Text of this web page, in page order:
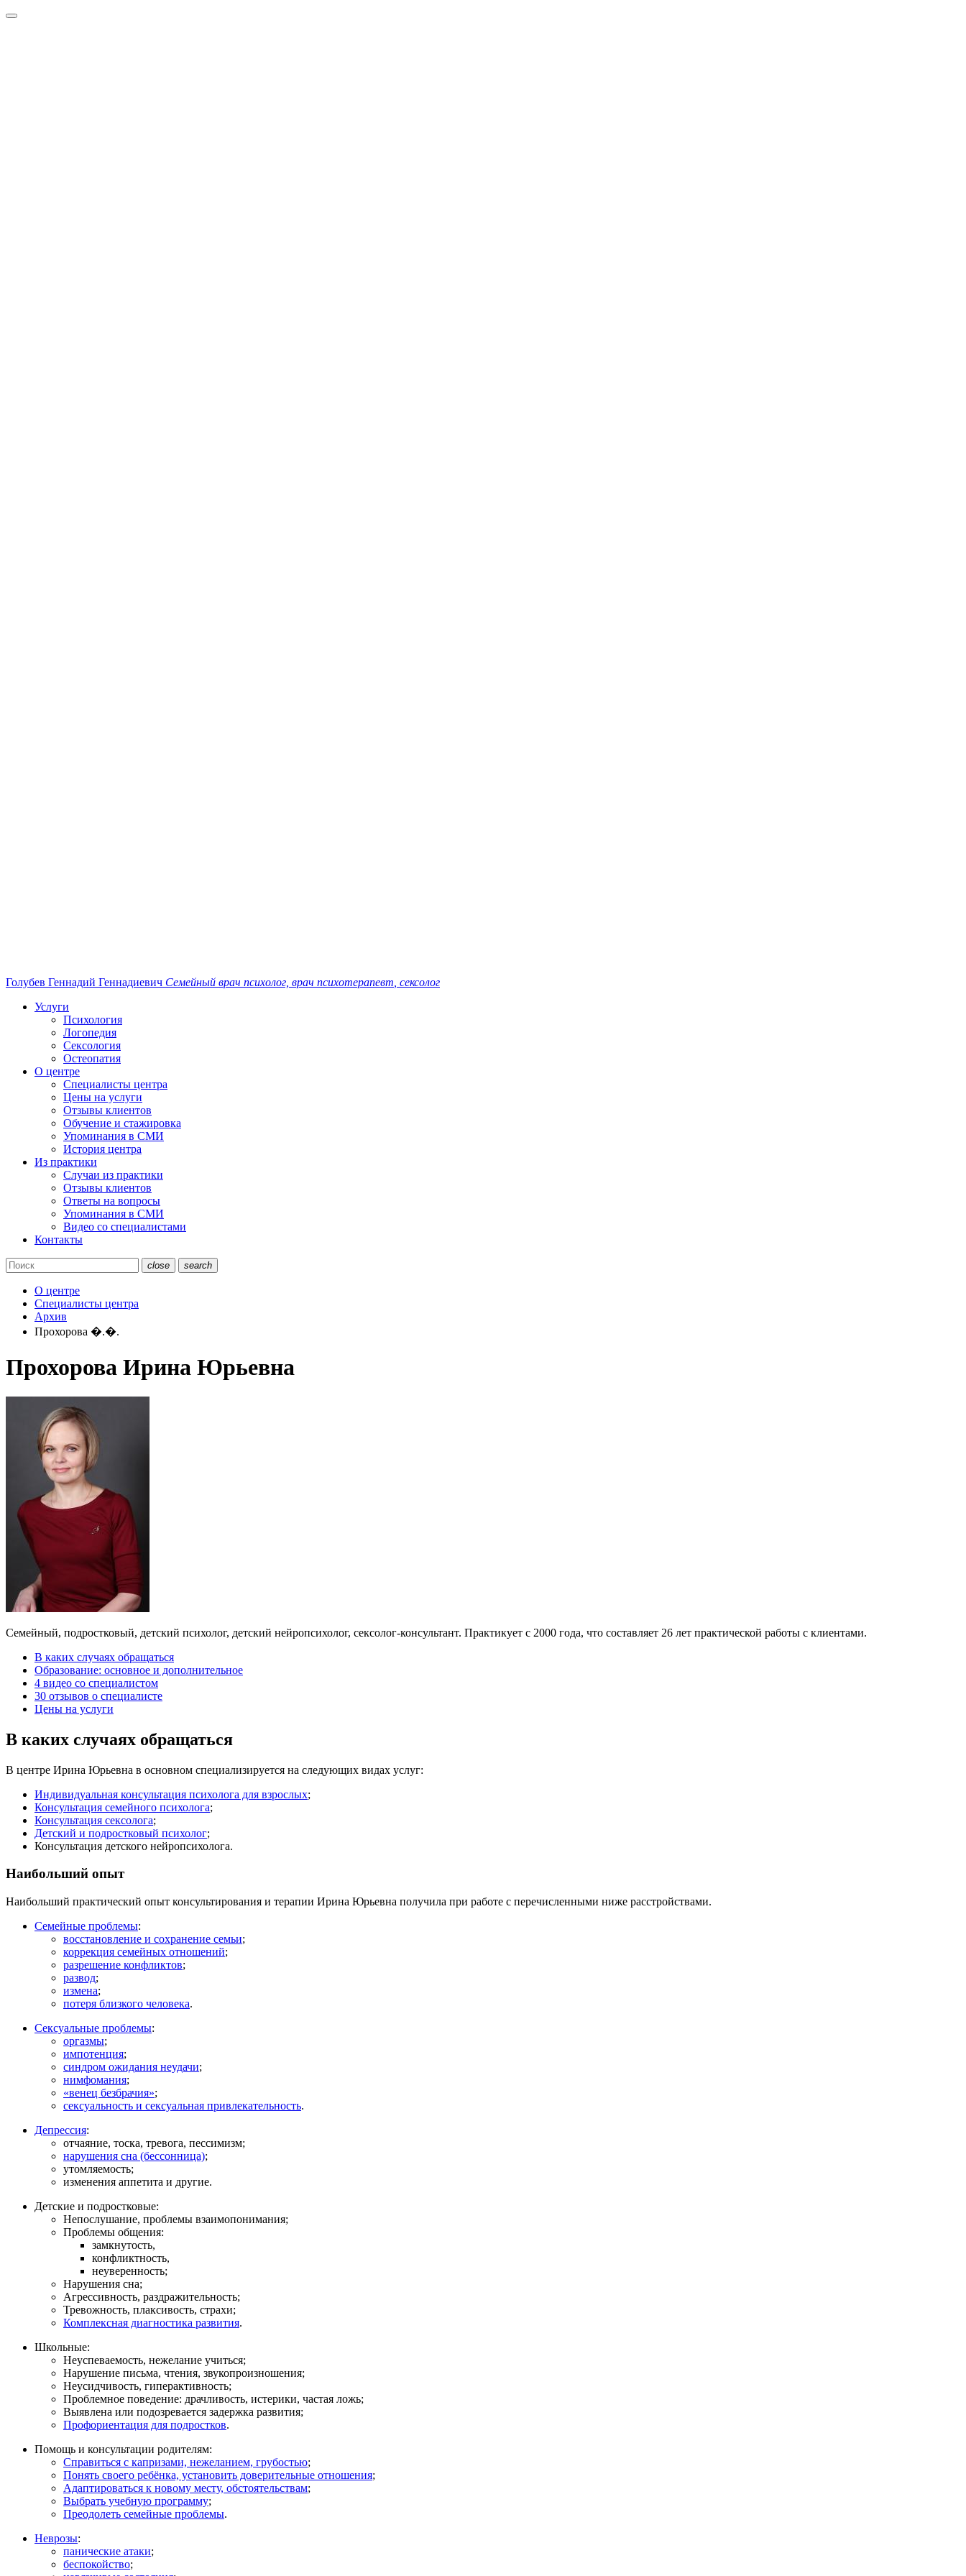
Голубев Геннадий Геннадиевич Семейный врач психолог, врач психотерапевт , сексолог
Услуги
Психология
Логопедия
Сексология
Остеопатия
О центре
Специалисты центра
Цены на услуги
Отзывы клиентов
Обучение и стажировка
Упоминания в СМИ
История центра
Из практики
Случаи из практики
Отзывы клиентов
Ответы на вопросы
Упоминания в СМИ
Видео со специалистами
Контакты
close search
О центре
Специалисты центра
Архив
Прохорова �.�.
Прохорова Ирина Юрьевна
Семейный, подростковый, детский психолог, детский нейропсихолог, сексолог-консультант. Практикует с 2000 года, что составляет 26 лет практической работы с клиентами.
В каких случаях обращаться
Образование: основное и дополнительное
4 видео со специалистом
30 отзывов о специалисте
Цены на услуги
В каких случаях обращаться
В центре Ирина Юрьевна в основном специализируется на следующих видах услуг:
Индивидуальная консультация психолога для взрослых;
Консультация семейного психолога;
Консультация сексолога;
Детский и подростковый психолог;
Консультация детского нейропсихолога.
Наибольший опыт
Наибольший практический опыт консультирования и терапии Ирина Юрьевна получила при работе с перечисленными ниже расстройствами.
Семейные проблемы:
восстановление и сохранение семьи;
коррекция семейных отношений;
разрешение конфликтов;
развод;
измена;
потеря близкого человека.
Сексуальные проблемы:
оргазмы;
импотенция;
синдром ожидания неудачи;
нимфомания;
«венец безбрачия»;
сексуальность и сексуальная привлекательность.
Депрессия:
отчаяние, тоска, тревога, пессимизм;
нарушения сна (бессонница);
утомляемость;
изменения аппетита и другие.
Детские и подростковые:
Непослушание, проблемы взаимопонимания;
Проблемы общения:
замкнутость,
конфликтность,
неуверенность;
Нарушения сна;
Агрессивность, раздражительность;
Тревожность, плаксивость, страхи;
Комплексная диагностика развития.
Школьные:
Неуспеваемость, нежелание учиться;
Нарушение письма, чтения, звукопроизношения;
Неусидчивость, гиперактивность;
Проблемное поведение: драчливость, истерики, частая ложь;
Выявлена или подозревается задержка развития;
Профориентация для подростков.
Помощь и консультации родителям:
Справиться с капризами, нежеланием, грубостью;
Понять своего ребёнка, установить доверительные отношения;
Адаптироваться к новому месту, обстоятельствам;
Выбрать учебную программу;
Преодолеть семейные проблемы.
Неврозы:
панические атаки;
беспокойство;